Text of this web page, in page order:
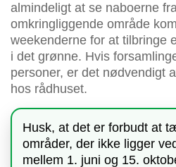
almindeligt at se naboerne
omkringliggende område
weekenderne for at tilbringe
i det grønne. Hvis
personer, er det nødvendigt
hos rådhuset.
Husk, at det er forbudt at
områder, der ikke ligger
mellem 1. juni og 15.